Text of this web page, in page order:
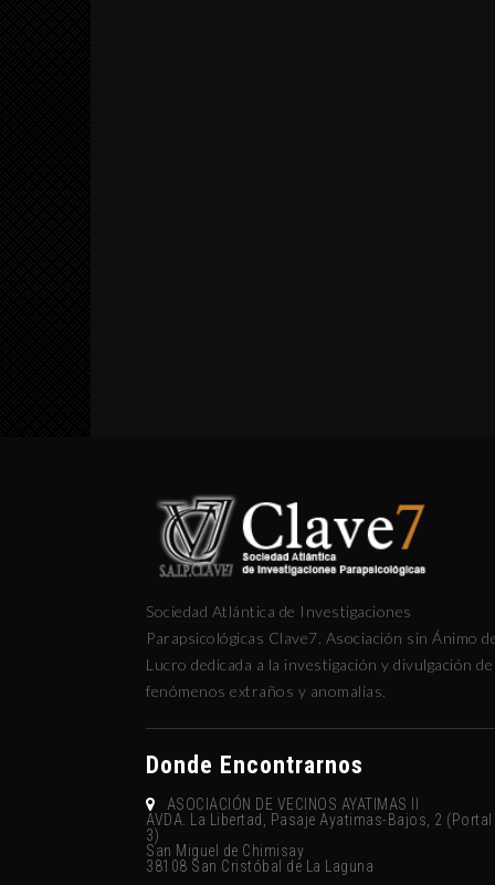
Sociedad Atlántica de Investigaciones
Parapsicológicas Clave7. Asociación sin Ánimo
Lucro dedicada a la investigación y divulgación de
fenómenos extraños y anomalías.
Donde Encontrarnos
ASOCIACIÓN DE VECINOS AYATIMAS II
AVDA. La Libertad, Pasaje Ayatimas-Bajos, 2 (Portal
3)
San Miguel de Chimisay
38108 San Cristóbal de La Laguna